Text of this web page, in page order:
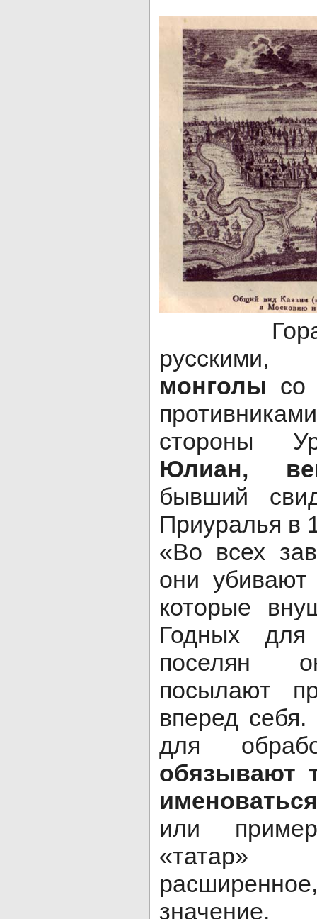
русскими,
монголы со
стороны
Юлиан,
бывший
Приуралья в
«Во всех
они
которые
Годных
поселян
посылают
вперед себя.
для
обязывают
или
«татар»
значение.